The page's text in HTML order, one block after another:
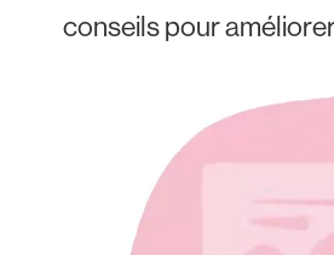
conseils pour